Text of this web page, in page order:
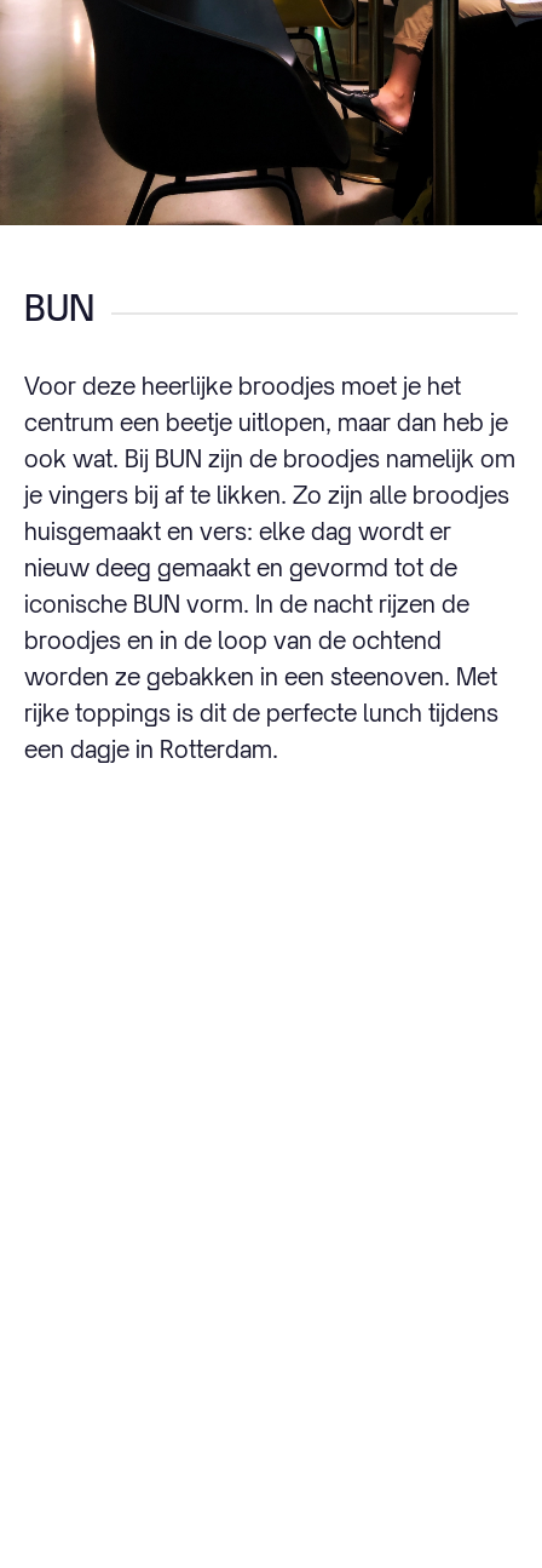
BUN
Voor deze heerlijke broodjes moet je het
centrum een beetje uitlopen, maar dan heb je
ook wat. Bij BUN zijn de broodjes namelijk om
je vingers bij af te likken. Zo zijn alle broodjes
huisgemaakt en vers: elke dag wordt er
nieuw deeg gemaakt en gevormd tot de
iconische BUN vorm. In de nacht rijzen de
broodjes en in de loop van de ochtend
worden ze gebakken in een steenoven. Met
rijke toppings is dit de perfecte lunch tijdens
een dagje in Rotterdam.